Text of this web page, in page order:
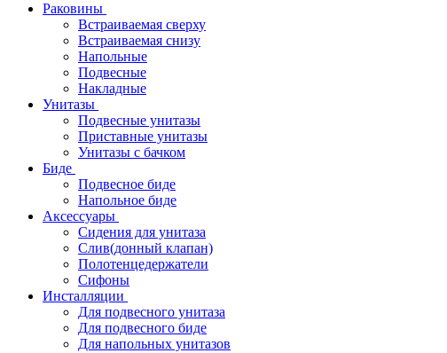
Раковины
Встраиваемая сверху
Встраиваемая снизу
Напольные
Подвесные
Накладные
Унитазы
Подвесные унитазы
Приставные унитазы
Унитазы с бачком
Биде
Подвесное биде
Напольное биде
Аксессуары
Сидения для унитаза
Слив(донный клапан)
Полотенцедержатели
Сифоны
Инсталляции
Для подвесного унитаза
Для подвесного биде
Для напольных унитазов